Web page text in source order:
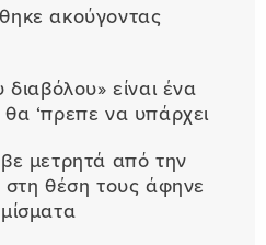
ακούγοντας
διαβόλου» είναι ένα
‘πρεπε να υπάρχει
μετρητά από την
στη θέση τους άφηνε